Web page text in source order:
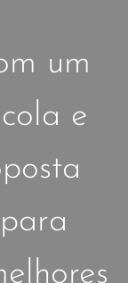
um
e